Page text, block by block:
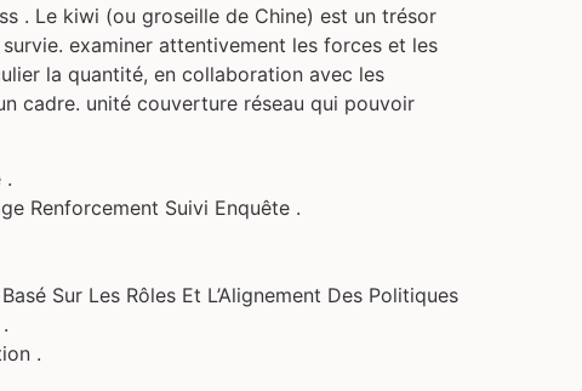
. Le kiwi (ou groseille de Chine) est un trésor
examiner attentivement les forces et les
la quantité, en collaboration avec les
cadre. unité couverture réseau qui pouvoir
.
Renforcement Suivi Enquête .
Sur Les Rôles Et L’Alignement Des Politiques
.